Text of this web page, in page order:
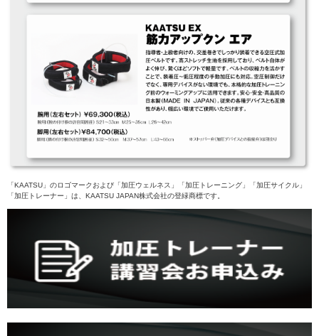
「KAATSU」のロゴマークおよび「加圧ウェルネス」「加圧トレーニング」「加圧サイクル」
「加圧トレーナー」は、KAATSU JAPAN株式会社の登緑商標です。